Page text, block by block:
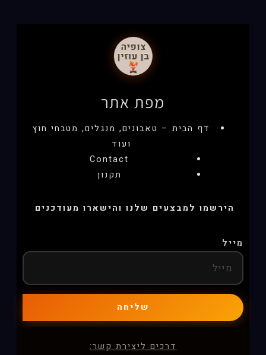
מפת אתר
דף הבית – טאבונים, מנגלים, מטבחי חוץ
ועוד
Contact
תקנון
הירשמו למבצעים שלנו והישארו מעודכנים
מייל
שליחה
דרכים ליצירת קשר: